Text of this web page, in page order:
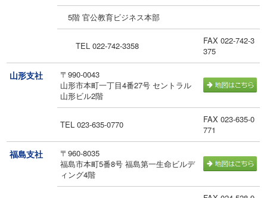
5階 官公教育ビジネス本部
TEL 022-742-3358
FAX 022-742-3
375
山形支社
〒990-0043
山形市本町一丁目4番27号 セントラル
山形ビル2階
TEL 023-635-0770
FAX 023-635-0
771
福島支社
〒960-8035
福島市本町5番8号 福島第一生命ビルデ
ィング4階